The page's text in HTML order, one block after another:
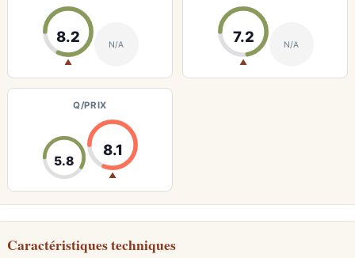
8.2
▲
N/A 7.2
▲
N/A
Q/PRIX
5.8
8.1
▲
Caractéristiques techniques